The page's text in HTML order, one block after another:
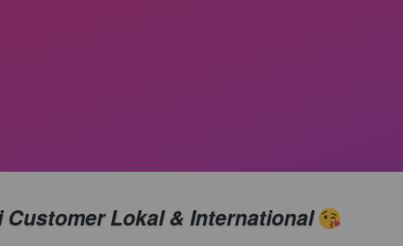
Customer Lokal & International